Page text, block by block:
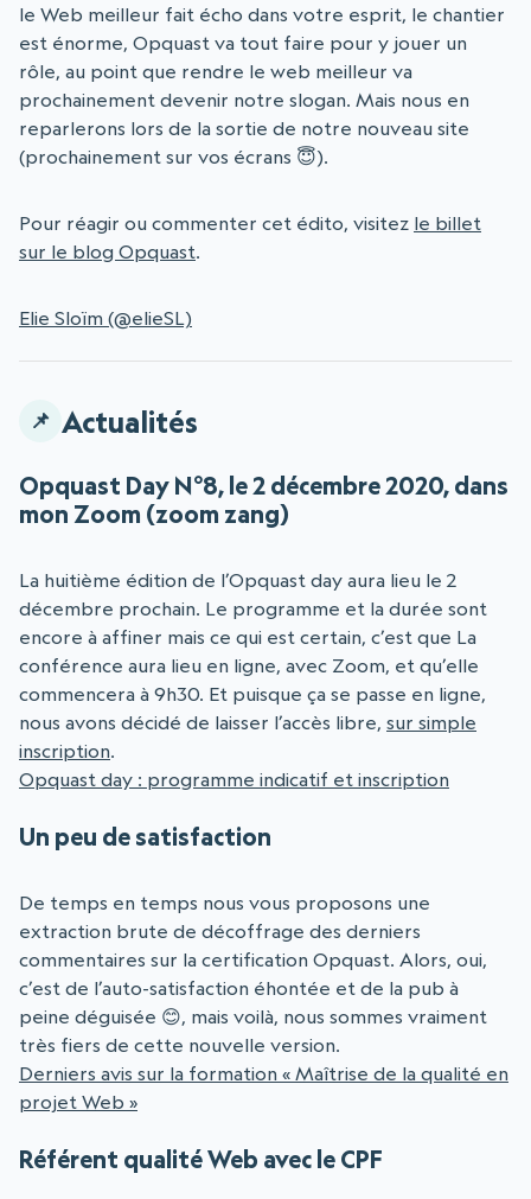
le Web meilleur fait écho dans votre esprit, le chantier
est énorme, Opquast va tout faire pour y jouer un
rôle, au point que rendre le web meilleur va
prochainement devenir notre slogan. Mais nous en
reparlerons lors de la sortie de notre nouveau site
(prochainement sur vos écrans 😇).
Pour réagir ou commenter cet édito, visitez le billet
sur le blog Opquast.
Elie Sloïm (@elieSL)
Actualités
Opquast Day N°8, le 2 décembre 2020, dans
mon Zoom (zoom zang)
La huitième édition de l’Opquast day aura lieu le 2
décembre prochain. Le programme et la durée sont
encore à affiner mais ce qui est certain, c’est que La
conférence aura lieu en ligne, avec Zoom, et qu’elle
commencera à 9h30. Et puisque ça se passe en ligne,
nous avons décidé de laisser l’accès libre, sur simple
inscription.
Opquast day : programme indicatif et inscription
Un peu de satisfaction
De temps en temps nous vous proposons une
extraction brute de décoffrage des derniers
commentaires sur la certification Opquast. Alors, oui,
c’est de l’auto-satisfaction éhontée et de la pub à
peine déguisée 😊, mais voilà, nous sommes vraiment
très fiers de cette nouvelle version.
Derniers avis sur la formation « Maîtrise de la qualité en
projet Web »
Référent qualité Web avec le CPF